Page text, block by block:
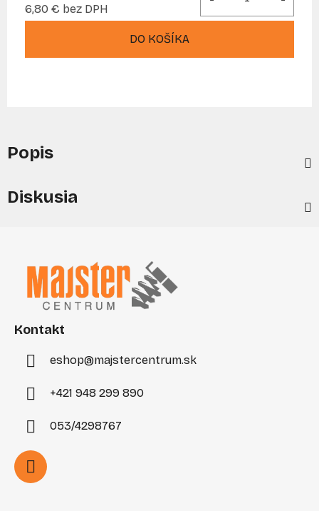
6,80 € bez DPH
DO KOŠÍKA
Popis
Diskusia
Kontakt
eshop@majstercentrum.sk
+421 948 299 890
053/4298767